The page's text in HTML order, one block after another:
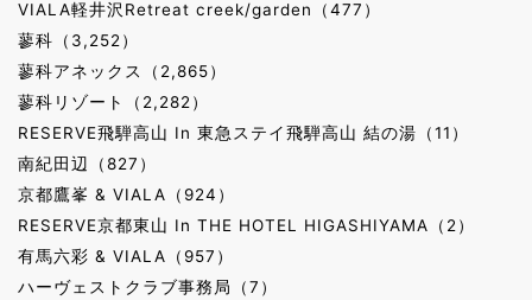
VIALA軽井沢Retreat creek/garden（477）
蓼科（3,252）
蓼科アネックス（2,865）
蓼科リゾート（2,282）
RESERVE飛騨高山 In 東急ステイ飛騨高山 結の湯（11）
南紀田辺（827）
京都鷹峯 & VIALA（924）
RESERVE京都東山 In THE HOTEL HIGASHIYAMA（2）
有馬六彩 & VIALA（957）
ハーヴェストクラブ事務局（7）